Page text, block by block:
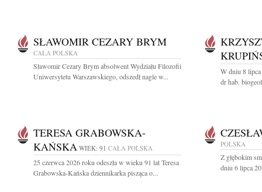
SŁAWOMIR CEZARY BRYM
CAŁA POLSKA
Sławomir Cezary Brym absolwent Wydziału Filozofii
Uniwersytetu Warszawskiego, odszedł nagle w...
W dniu 8
dr hab.
TERESA GRABOWSKA-
KAŃSKA WIEK: 91 CAŁA POLSKA
25 czerwca 2026 roku odeszła w wieku 91 lat Teresa
Grabowska-Kańska dziennikarka pisząca o...
POLSKA
Z głębokim
dniu 6 lipca